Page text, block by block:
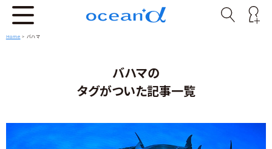
Home > バハマ
バハマの
タグがついた記事一覧